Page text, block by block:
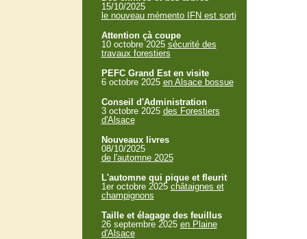
15/10/2025
le nouveau mémento IFN est sorti
Attention çà coupe
10 octobre 2025 sécurité des
travaux forestiers
PEFC Grand Est en visite
6 octobre 2025 en Alsace bossue
Conseil d'Administration
3 octobre 2025 des Forestiers
d'Alsace
Nouveaux livres
08/10/2025
de l'automne 2025
L'automne qui pique et fleurit
1er octobre 2025 châtaignes et
champignons
Taille et élagage des feuillus
26 septembre 2025 en Plaine
d'Alsace